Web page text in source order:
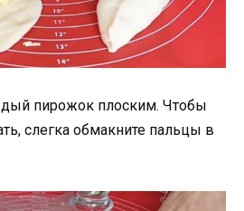
пирожок плоским. Чтобы
слегка обмакните пальцы в